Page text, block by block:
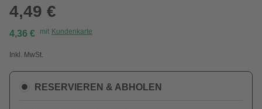
4,49 €
4,36 € mit Kundenkarte
Inkl. MwSt.
RESERVIEREN & ABHOLEN